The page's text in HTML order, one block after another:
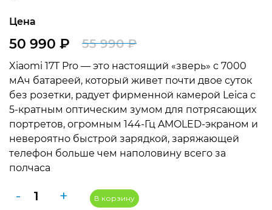
Цена
55 990₽
цена
составляла
55
990 ₽.
50 990 ₽
цена:
50
990 ₽.
Xiaomi 17T Pro — это настоящий «зверь» с 7000
мАч батареей, который живет почти двое суток
без розетки, радует фирменной камерой Leica с
5-кратным оптическим зумом для потрясающих
портретов, огромным 144-Гц AMOLED-экраном и
невероятно быстрой зарядкой, заряжающей
телефон больше чем наполовину всего за
полчаса
-
Количество
+ В корзину